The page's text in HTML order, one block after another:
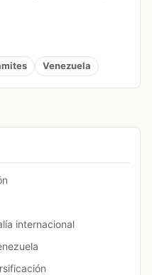
internacional
Venezuela